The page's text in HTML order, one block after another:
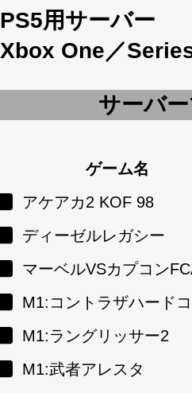
PS5用サーバー
Xbox One／
サーバ
ゲーム名
アケアカ2 KOF 98
ディーゼルレガシー
マーベルVSカプコン
M1:コントラザハード
M1:ラングリッサー2
M1:武者アレスタ